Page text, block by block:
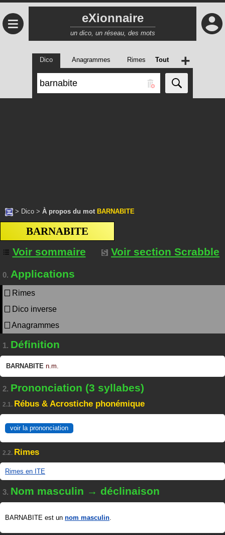
≡ eXionnaire
un dico, un réseau, des mots
Dico Anagrammes Rimes Tout +
> Dico > À propos du mot BARNABITE
BARNABITE
Voir sommaire
Voir section Scrabble
0. Applications
Rimes
Dico inverse
Anagrammes
1. Définition
BARNABITE n.m.
2. Prononciation (3 syllabes)
2.1. Rébus & Acrostiche phonémique
voir la prononciation
2.2. Rimes
Rimes en ITE
3. Nom masculin → déclinaison
BARNABITE est un nom masculin.